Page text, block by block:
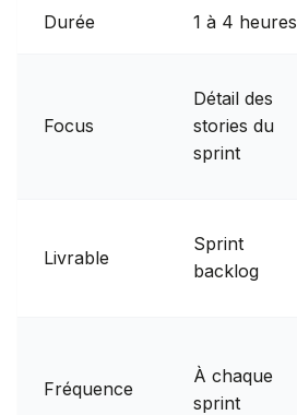
Durée 1 à 4 heures
Focus
Détail des
stories du
sprint
Livrable
Sprint
backlog
Fréquence
À chaque
sprint